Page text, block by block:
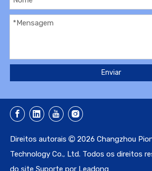
Enviar
Direitos autorais  2026 Changzhou
Technology Co., Ltd. Todos os direitos
do site Suporte por Leadong